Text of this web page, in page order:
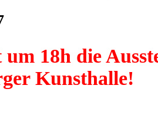
um 18h die
Kunsthalle!